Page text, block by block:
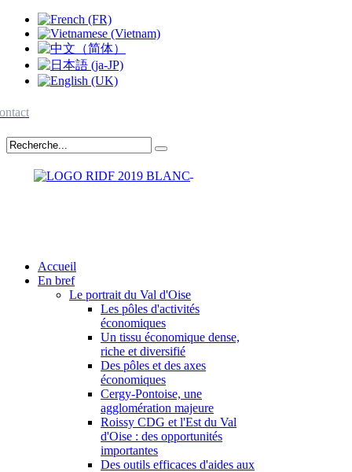
Accueil
En bref
Le portrait du Val d'Oise
Les pôles d'activités
économiques
Un tissu économique dense,
riche et diversifié
Des pôles et des axes
économiques
Cergy-Pontoise, une
agglomération majeure
Roissy CDG et l'Est du Val
d'Oise : des opportunités
importantes
Des outils efficaces d'aides aux